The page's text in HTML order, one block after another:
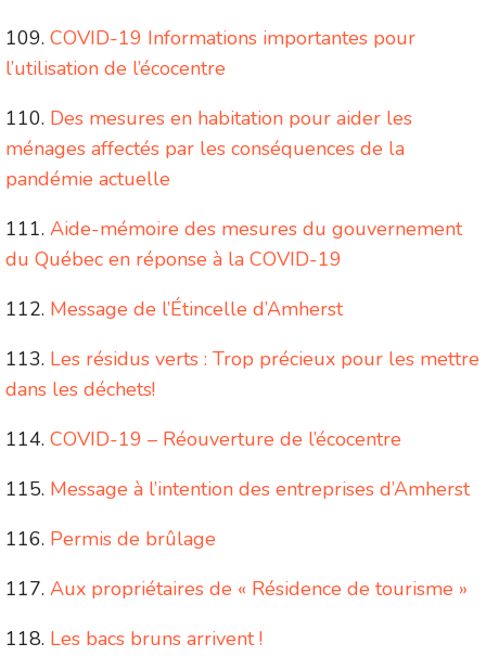
COVID-19 Informations importantes pour
l’utilisation de l’écocentre
Des mesures en habitation pour aider les
ménages affectés par les conséquences de la
pandémie actuelle
Aide-mémoire des mesures du gouvernement
du Québec en réponse à la COVID-19
Message de l’Étincelle d’Amherst
Les résidus verts : Trop précieux pour les mettre
dans les déchets!
COVID-19 – Réouverture de l’écocentre
Message à l’intention des entreprises d’Amherst
Permis de brûlage
Aux propriétaires de « Résidence de tourisme »
Les bacs bruns arrivent !